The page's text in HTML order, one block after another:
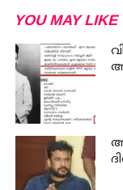
YOU MAY LIKE